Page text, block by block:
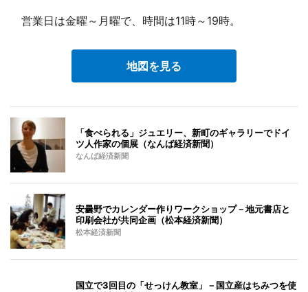
営業日は金曜～月曜で、時間は11時～19時。
地図を見る
「食べられる」ジュエリー、新町のギャラリーでドイ
ツ人作家の個展（なんば経済新聞）
なんば経済新聞
安曇野でカレンダー作りワークショップ－地元書店と
印刷会社が共同企画（松本経済新聞）
松本経済新聞
国立で3回目の「せっけん教室」－国立産はちみつを使